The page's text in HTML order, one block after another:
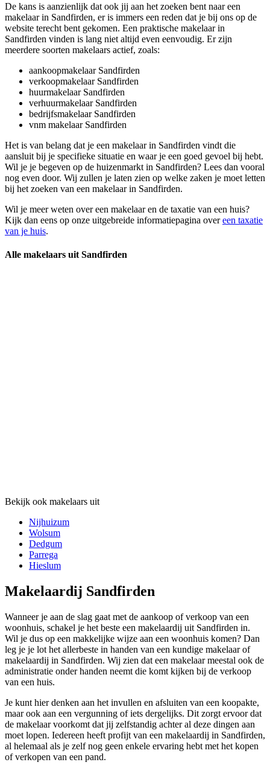
De kans is aanzienlijk dat ook jij aan het zoeken bent naar een
makelaar in Sandfirden, er is immers een reden dat je bij ons op de
website terecht bent gekomen. Een praktische makelaar in
Sandfirden vinden is lang niet altijd even eenvoudig. Er zijn
meerdere soorten makelaars actief, zoals:
aankoopmakelaar Sandfirden
verkoopmakelaar Sandfirden
huurmakelaar Sandfirden
verhuurmakelaar Sandfirden
bedrijfsmakelaar Sandfirden
vnm makelaar Sandfirden
Het is van belang dat je een makelaar in Sandfirden vindt die
aansluit bij je specifieke situatie en waar je een goed gevoel bij hebt.
Wil je je begeven op de huizenmarkt in Sandfirden? Lees dan vooral
nog even door. Wij zullen je laten zien op welke zaken je moet letten
bij het zoeken van een makelaar in Sandfirden.
Wil je meer weten over een makelaar en de taxatie van een huis?
Kijk dan eens op onze uitgebreide informatiepagina overeen taxatie
van je huis.
Alle makelaars uit Sandfirden
Bekijk ook makelaars uit
Nijhuizum
Wolsum
Dedgum
Parrega
Hieslum
Makelaardij Sandfirden
Wanneer je aan de slag gaat met de aankoop of verkoop van een
woonhuis, schakel je het beste een makelaardij uit Sandfirden in.
Wil je dus op een makkelijke wijze aan een woonhuis komen? Dan
leg je je lot het allerbeste in handen van een kundige makelaar of
makelaardij in Sandfirden. Wij zien dat een makelaar meestal ook de
administratie onder handen neemt die komt kijken bij de verkoop
van een huis.
Je kunt hier denken aan het invullen en afsluiten van een koopakte,
maar ook aan een vergunning of iets dergelijks. Dit zorgt ervoor dat
de makelaar voorkomt dat jij zelfstandig achter al deze dingen aan
moet lopen. Iedereen heeft profijt van een makelaardij in Sandfirden,
al helemaal als je zelf nog geen enkele ervaring hebt met het kopen
of verkopen van een pand.